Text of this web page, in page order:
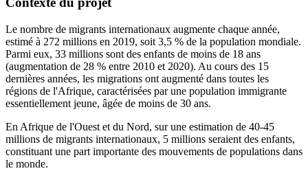
Le nombre de migrants internationaux augmente chaque année,
estimé à 272 millions en 2019, soit 3,5 % de la population mondiale.
Parmi eux, 33 millions sont des enfants de moins de 18 ans
(augmentation de 28 % entre 2010 et 2020). Au cours des 15
dernières années, les migrations ont augmenté dans toutes les
régions de l'Afrique, caractérisées par une population immigrante
essentiellement jeune, âgée de moins de 30 ans.
En Afrique de l'Ouest et du Nord, sur une estimation de 40-45
millions de migrants internationaux, 5 millions seraient des enfants,
constituant une part importante des mouvements de populations dans
le monde.